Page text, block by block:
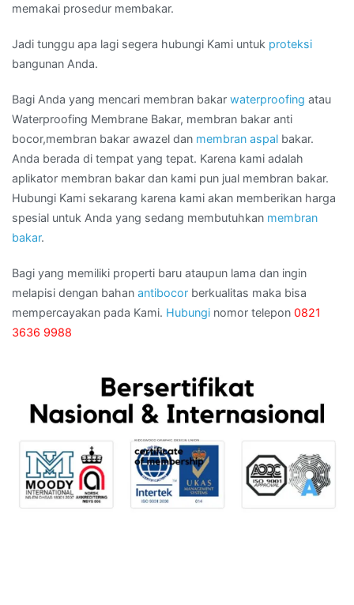
memakai prosedur membakar.
Jadi tunggu apa lagi segera hubungi Kami untuk proteksi
bangunan Anda.
Bagi Anda yang mencari membran bakar waterproofing atau
Waterproofing Membrane Bakar, membran bakar anti
bocor,membran bakar awazel dan membran aspal bakar.
Anda berada di tempat yang tepat. Karena kami adalah
aplikator membran bakar dan kami pun jual membran bakar.
Hubungi Kami sekarang karena kami akan memberikan harga
spesial untuk Anda yang sedang membutuhkan membran
bakar.
Bagi yang memiliki properti baru ataupun lama dan ingin
melapisi dengan bahan antibocor berkualitas maka bisa
mempercayakan pada Kami. Hubungi nomor telepon 0821
3636 9988